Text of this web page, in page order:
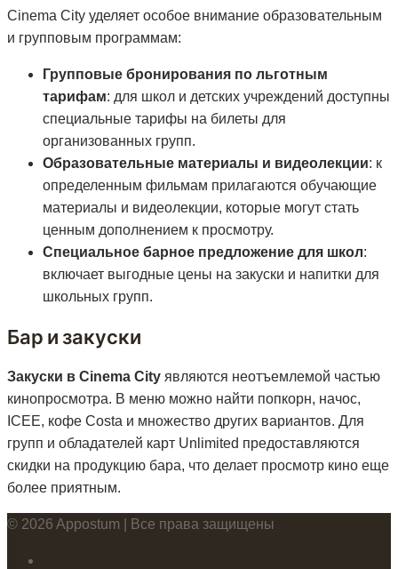
Cinema City уделяет особое внимание образовательным
и групповым программам:
Групповые бронирования по льготным
тарифам: для школ и детских учреждений доступны
специальные тарифы на билеты для
организованных групп.
Образовательные материалы и видеолекции: к
определенным фильмам прилагаются обучающие
материалы и видеолекции, которые могут стать
ценным дополнением к просмотру.
Специальное барное предложение для школ:
включает выгодные цены на закуски и напитки для
школьных групп.
Бар и закуски
Закуски в Cinema City являются неотъемлемой частью
кинопросмотра. В меню можно найти попкорн, начос,
ICEE, кофе Costa и множество других вариантов. Для
групп и обладателей карт Unlimited предоставляются
скидки на продукцию бара, что делает просмотр кино еще
более приятным.
© 2026 Appostum | Все права защищены